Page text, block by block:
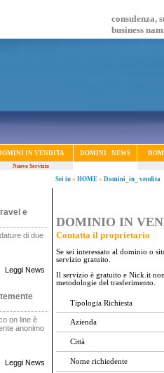
consulenza,
business
IN VENDITA DOMINI : NEWS
Nuovo Servizio
Sei in » HOME » Domini_in_ vendita
e
di due
Leggi News
on line è
anonimo
Leggi News
DOMINIO IN
Contatta il proprietario
Se sei interessato al dominio o
servizio gratuito.
Il servizio è gratuito e Nick.it
metodologie del trasferimento.
Tipologia Richiesta
Azienda
Città
Nome richiedente